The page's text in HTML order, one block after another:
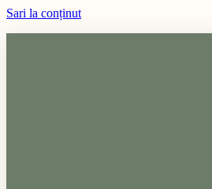
Sari la conținut